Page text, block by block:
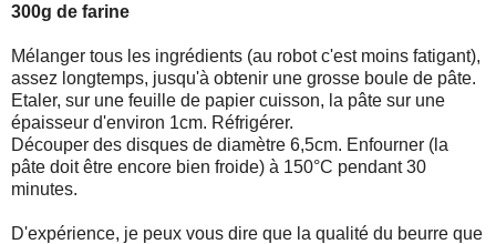
300g de farine
Mélanger tous les ingrédients (au robot c'est moins fatigant),
assez longtemps, jusqu'à obtenir une grosse boule de pâte.
Etaler, sur une feuille de papier cuisson, la pâte sur une
épaisseur d'environ 1cm. Réfrigérer.
Découper des disques de diamètre 6,5cm. Enfourner (la
pâte doit être encore bien froide) à 150°C pendant 30
minutes.
D'expérience, je peux vous dire que la qualité du beurre que